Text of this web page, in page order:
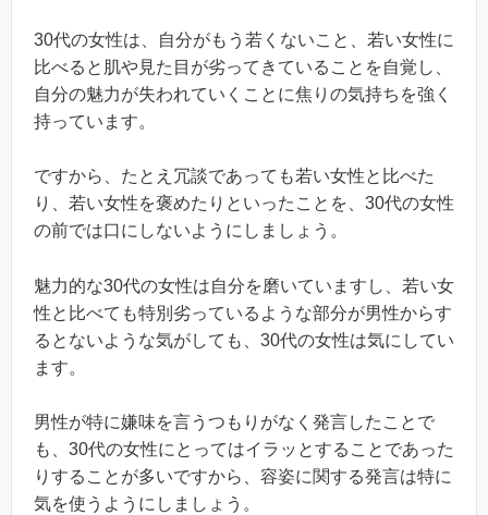
30代の女性は、自分がもう若くないこと、若い女性に
比べると肌や見た目が劣ってきていることを自覚し、
自分の魅力が失われていくことに焦りの気持ちを強く
持っています。
ですから、たとえ冗談であっても若い女性と比べた
り、若い女性を褒めたりといったことを、30代の女性
の前では口にしないようにしましょう。
魅力的な30代の女性は自分を磨いていますし、若い女
性と比べても特別劣っているような部分が男性からす
るとないような気がしても、30代の女性は気にしてい
ます。
男性が特に嫌味を言うつもりがなく発言したことで
も、30代の女性にとってはイラッとすることであった
りすることが多いですから、容姿に関する発言は特に
気を使うようにしましょう。